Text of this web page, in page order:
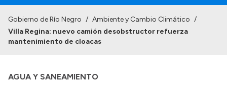
Institucional
Delegaciones
Gobierno de Río Negro / Ambiente y Cambio Climático /
Villa Regina: nuevo camión desobstructor refuerza
mantenimiento de cloacas
AGUA Y SANEAMIENTO